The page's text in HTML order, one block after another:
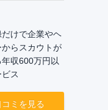
だけで企業やヘ
らスカウトが
収600万円以
ビス
コミを見る